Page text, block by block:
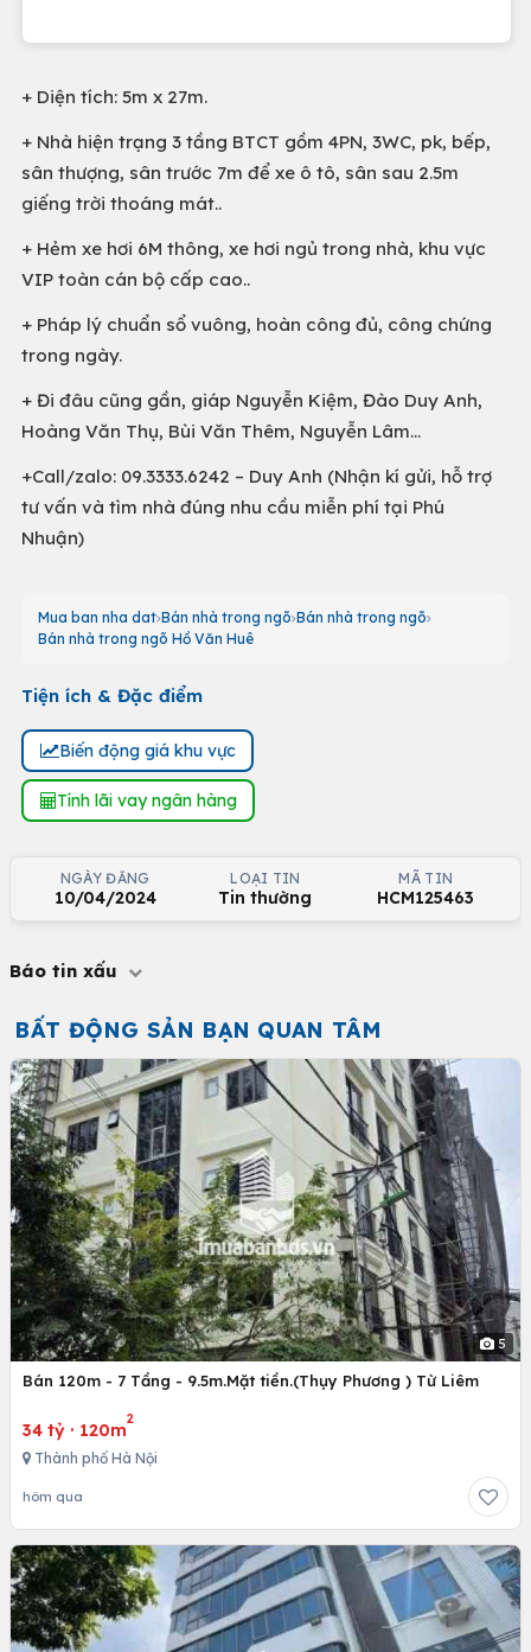
+ Diện tích: 5m x 27m.
+ Nhà hiện trạng 3 tầng BTCT gồm 4PN, 3WC, pk, bếp,
sân thượng, sân trước 7m để xe ô tô, sân sau 2.5m
giếng trời thoáng mát..
+ Hẻm xe hơi 6M thông, xe hơi ngủ trong nhà, khu vực
VIP toàn cán bộ cấp cao..
+ Pháp lý chuẩn sổ vuông, hoàn công đủ, công chứng
trong ngày.
+ Đi đâu cũng gần, giáp Nguyễn Kiệm, Đào Duy Anh,
Hoàng Văn Thụ, Bùi Văn Thêm, Nguyễn Lâm…
+Call/zalo: 09.3333.6242 – Duy Anh (Nhận kí gửi, hỗ trợ
tư vấn và tìm nhà đúng nhu cầu miễn phí tại Phú
Nhuận)
Mua ban nha dat Bán nhà trong ngõ Bán nhà trong ngõ
Bán nhà trong ngõ Hồ Văn Huê
Tiện ích & Đặc điểm
Biến động giá khu vực
Tính lãi vay ngân hàng
NGÀY ĐĂNG
10/04/2024
LOẠI TIN
Tin thường
MÃ TIN
HCM125463
Báo tin xấu
BẤT ĐỘNG SẢN BẠN QUAN TÂM
5
Bán 120m - 7 Tầng - 9.5m.Mặt tiền.(Thụy Phương ) Từ Liêm
34 tỷ · 120m
2
Thành phố Hà Nội
hôm qua